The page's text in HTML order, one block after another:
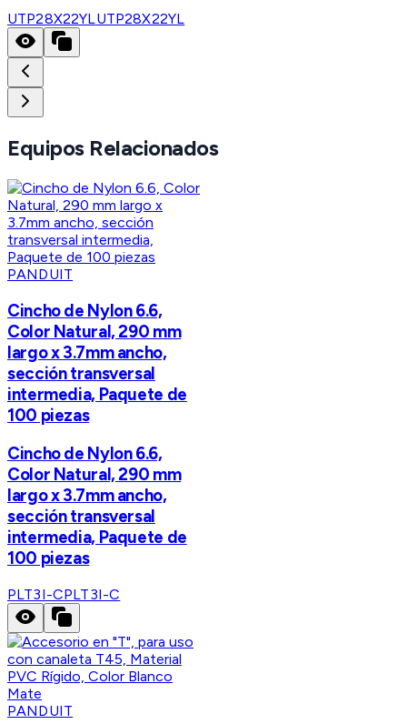
UTP28X22YLUTP28X22YL
Equipos Relacionados
PANDUIT
Cincho de Nylon 6.6,
Color Natural, 290 mm
largo x 3.7mm ancho,
sección transversal
intermedia, Paquete de
100 piezas
Cincho de Nylon 6.6,
Color Natural, 290 mm
largo x 3.7mm ancho,
sección transversal
intermedia, Paquete de
100 piezas
PLT3I-CPLT3I-C
PANDUIT